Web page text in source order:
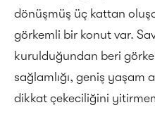
dönüşmüş üç kattan
görkemli bir konut var.
kurulduğundan beri
sağlamlığı, geniş yaşam
dikkat çekeciliğini